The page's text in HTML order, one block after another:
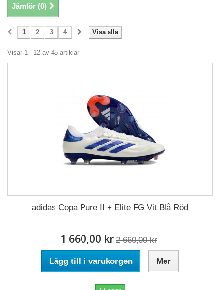
Jämför (0)
Visa alla
1 2 3 4
Visar 1 - 12 av 45 artiklar
adidas Copa Pure II + Elite FG Vit Blå Röd
1 660,00 kr 2 660,00 kr
Lägg till i varukorgen Mer